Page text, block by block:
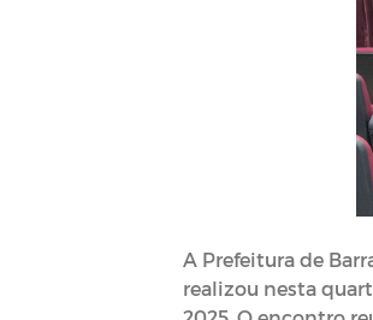
A Prefeitura de
realizou nesta